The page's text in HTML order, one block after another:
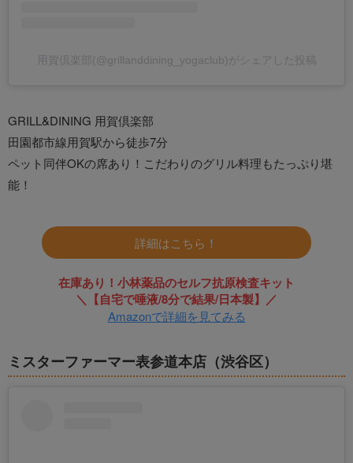
用賀倶楽部(@grillanddining_yogaclub)がシェアした投稿
GRILL&DINING 用賀倶楽部
田園都市線用賀駅から徒歩7分
ペット同伴OKの席あり！こだわりのグリル料理もたっぷり堪
能！
詳細はこちら！
在庫あり！小林薬品のセルフ抗原検査キット
＼【自宅で唾液/8分で結果/日本製】／
Amazonで詳細を見てみる
ミスターファーマー表参道本店（渋谷区）